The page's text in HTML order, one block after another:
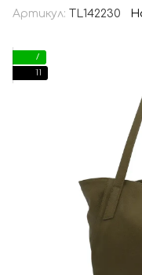
Артикул: TL142230
7
11